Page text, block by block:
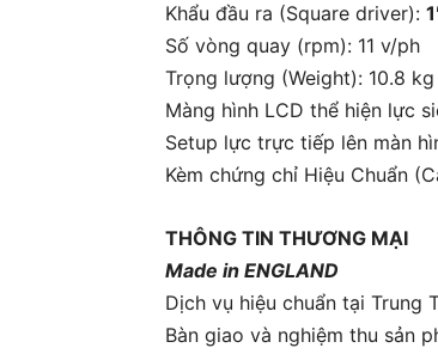
Khẩu đầu ra (Square driver):
Số vòng quay (rpm): 11 v/ph
Trọng lượng (Weight): 10.8 kg
Màng hình LCD thể hiện lực
Setup lực trực tiếp lên màn
Kèm chứng chỉ Hiệu Chuẩn
THÔNG TIN THƯƠNG MẠI
Made in ENGLAND
Dịch vụ hiệu chuẩn tại Trung
Bàn giao và nghiệm thu sản